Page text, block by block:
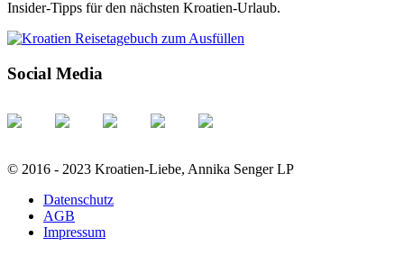
Insider-Tipps für den nächsten Kroatien-Urlaub.
Social Media
© 2016 - 2023 Kroatien-Liebe, Annika Senger LP
Datenschutz
AGB
Impressum